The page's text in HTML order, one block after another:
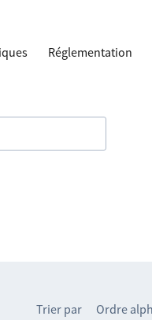
Réglementation
Trier par Ordre